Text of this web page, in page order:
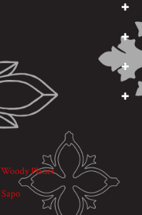
Woody Planet
Sapo